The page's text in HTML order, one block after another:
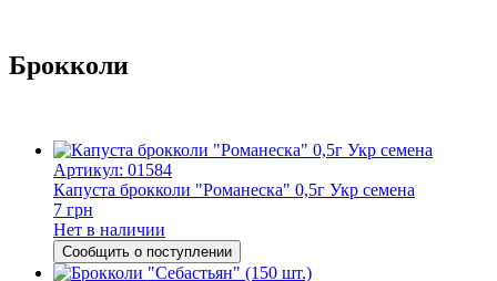
Брокколи
Артикул: 01584
Капуста брокколи "Романеска" 0,5г Укр семена
7 грн
Нет в наличии
Сообщить о поступлении